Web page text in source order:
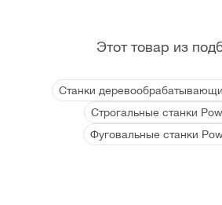
Этот товар из
Станки
Строгальные станки
Фуговальные станки